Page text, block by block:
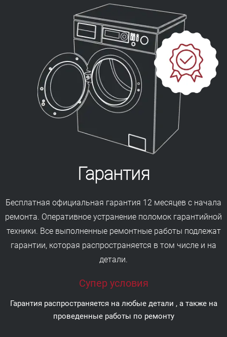
Гарантия
Бесплатная официальная гарантия 12 месяцев с начала
ремонта. Оперативное устранение поломок гарантийной
техники. Все выполненные ремонтные работы подлежат
гарантии, которая распространяется в том числе и на
детали.
Супер условия
Гарантия распространяется на любые детали , а также на
проведенные работы по ремонту